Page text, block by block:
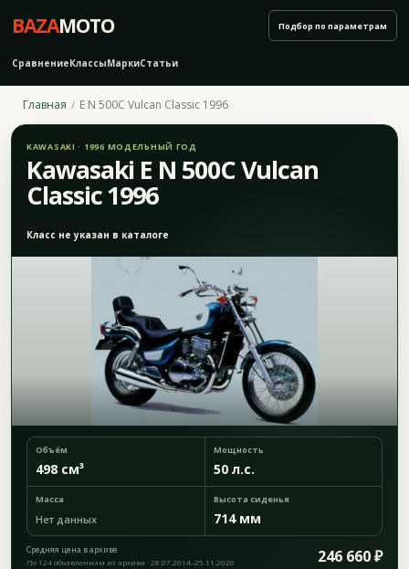
BAZAMOTO
СравнениеКлассыМаркиСтатьи
Подбор по параметрам
Главная E N 500C Vulcan Classic 1996
KAWASAKI · 1996 МОДЕЛЬНЫЙ ГОД
Kawasaki E N 500C Vulcan
Classic 1996
Класс не указан в каталоге
Объём
498 см³
Мощность
50 л.с.
Масса
Нет данных
Высота сиденья
714 мм
Средняя цена в архиве 246 660 ₽
По 124 объявлениям из архива · 28.07.2014–25.11.2020